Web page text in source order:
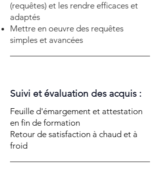
(requêtes) et les rendre efficaces et
adaptés
Mettre en oeuvre des requêtes
simples et avancées
Suivi et évaluation des acquis :
Feuille d'émargement et attestation
en fin de formation
Retour de satisfaction à chaud et à
froid